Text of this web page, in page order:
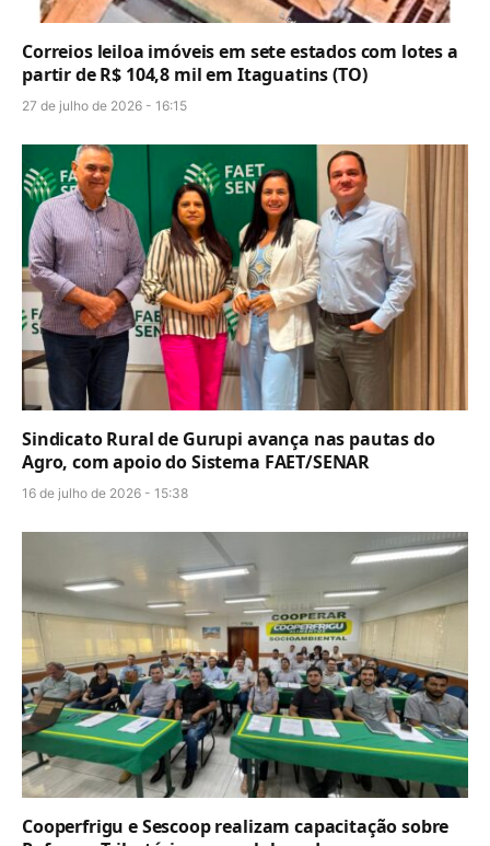
Correios leiloa imóveis em sete estados com lotes a
partir de R$ 104,8 mil em Itaguatins (TO)
27 de julho de 2026 - 16:15
Sindicato Rural de Gurupi avança nas pautas do
Agro, com apoio do Sistema FAET/SENAR
16 de julho de 2026 - 15:38
Cooperfrigu e Sescoop realizam capacitação sobre